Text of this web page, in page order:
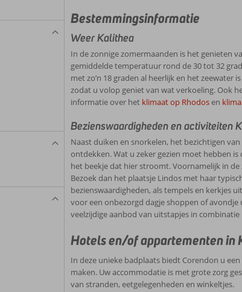
Bestemmingsinformatie
Weer Kalithea
In de zonnige zomermaanden is het genieten
gemiddelde temperatuur rond de 30 tot 32
met zo’n 18 graden al heerlijk en het zeewater
zodat u volop geniet van wat verkoeling. Ook
informatie over het klimaat op Rhodosen
Bezienswaardigheden en activiteiten
Naast duiken en snorkelen, het bezichtigen
ontdekken. Wat u zeker gezien moet hebben
het beekje dat hier stroomt. Voornamelijk in
Bezoek dan het plaatsje Lindos met haar
bezienswaardigheden, als tempels en kerkjes
voor een onbezorgd dagje shoppen of avondje
veelzijdige aanbod van uitstapjes in
Hotels en/of appartementen in
In deze unieke badplaats biedt Corendon u
maken. Uw accommodatie is met grote zorg
van stranden, eetgelegenheden en winkeltjes.